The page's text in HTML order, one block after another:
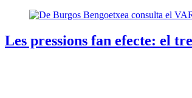
Les pressions fan efecte: el